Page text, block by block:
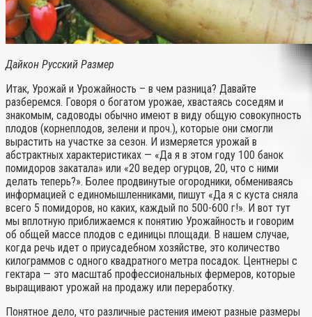
Дайкон Русский Размер
Итак, Урожай и Урожайность – в чем разница? Давайте
разберемся. Говоря о богатом урожае, хвастаясь соседям и
знакомым, садоводы обычно имеют в виду общую совокупность
плодов (корнеплодов, зелени и проч.), которые они смогли
вырастить на участке за сезон. И измеряется урожай в
абстрактных характеристиках — «Да я в этом году 100 банок
помидоров закатала» или «20 ведер огурцов, 20, что с ними
делать теперь?». Более продвинутые огородники, обмениваясь
информацией с единомышленниками, пишут «Да я с куста сняла
всего 5 помидоров, но каких, каждый по 500-600 г!». И вот тут
мы вплотную приближаемся к понятию Урожайность и говорим
об общей массе плодов с единицы площади. В нашем случае,
когда речь идет о приусадебном хозяйстве, это количество
килограммов с одного квадратного метра посадок. Центнеры с
гектара — это масштаб профессиональных фермеров, которые
выращивают урожай на продажу или переработку.
Понятное дело, что различные растения имеют разные размеры